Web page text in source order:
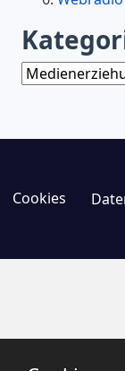
Kategorien
Cookies